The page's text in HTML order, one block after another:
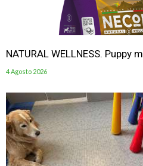
NATURAL WELLNESS. Puppy
4 Agosto 2026